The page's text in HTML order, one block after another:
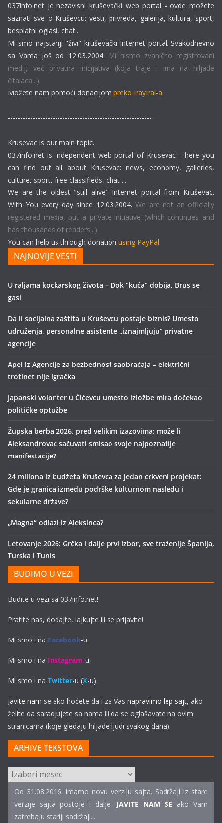
037info.net je nezavisni kruševački web portal - ovde možete
saznati sve o Kruševcu: vesti, privreda, galerija, kultura, sport,
besplatni oglasi, chat...
Mi smo najstariji "živi" kruševački Internet portal. Svakodnevno
sa Vama još od 12.03.2004. Mi nismo zvanično registrovani
medij, već privatna inicijativa (koja traje i ima na hiljade
čitalaca...).
Možete nam pomoći donacijom preko PayPal-a
----------------------------------------------------------
Krusevac is our main topic.
037info.net is independent web portal of Krusevac - here you
can find out all about Krusevac: news, economy, galleries,
culture, sport, free classifieds, chat ...
We are the oldest "still alive" Internet portal from Kruševac.
With You every day since 12.03.2004. We are not an officially
registered media, but a private initiative (which continues and
has thousands of readers...).
You can help us through donation using PayPal
NAJNOVIJE VESTI
U raljama kockarskog života – Dok “kuća” dobija, Brus se
gasi
Da li socijalna zaštita u Kruševcu postaje biznis? Umesto
udruženja, personalne asistente „iznajmljuju“ privatne
agencije
Apel iz Agencije za bezbednost saobraćaja – električni
trotinet nije igračka
Japanski volonter u Ćićevcu umesto izložbe mira dočekao
političke optužbe
Župska berba 2026. pred velikim izazovima: može li
Aleksandrovac sačuvati smisao svoje najpoznatije
manifestacije?
24 miliona iz budžeta Kruševca za jedan crkveni projekat:
Gde je granica između podrške kulturnom nasleđu i
sekularne države?
„Magna“ odlazi iz Aleksinca?
Letovanje 2026: Grčka i dalje prvi izbor, sve traženije Španija,
Turska i Tunis
BUDIMO U VEZI
Budite u vezi sa 037info.net!
Pratite nas, dodajte, lajkujte ili se prijavite!
Mi smo i na Facebook-u.
Mi smo i na Instagram-u.
Mi smo i na Twitter-u (X-u).
Javite nam se ako hoćete da i za Vas napravimo lep sajt, ako
želite da saradjujete sa nama ili da se oglašavate na ovim
stranicama (koje gledaju hiljade ljudi svakog dana).
ARHIVE TEKSTOVA
ARHIVE
TEKSTOVA
Od 31.08.2016. imamo novu verziju sajta. Sadržaji iz stare
verzije sajta postoje i dalje. JAVITE NAM SE ako Vam
zatrebaju stariji sadržaji...